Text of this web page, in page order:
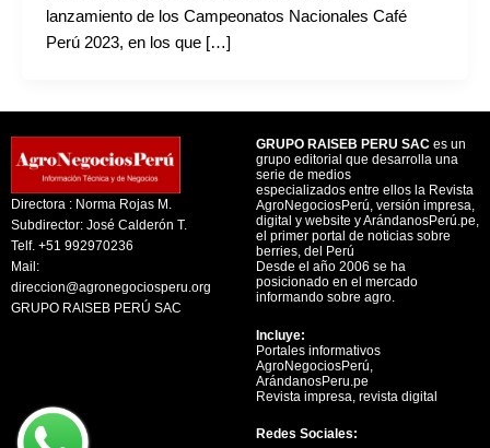
lanzamiento de los Campeonatos Nacionales Café
Perú 2023, en los que […]
Directora : Norma Rojas M.
Subdirector: José Calderón T.
Telf. +51 992970236
Mail:
direccion@agronegociosperu.org
GRUPO RAISEB PERÚ SAC
GRUPO RAISEB PERU SAC es un
grupo editorial que desarrolla una
serie de medios
especializados entre ellos la Revista
AgroNegociosPerú, versión impresa,
digital y website y ArándanosPerú.pe,
el primer portal de noticias sobre
berries, del Perú
Desde el año 2006 se ha
posicionado en el mercado
informando sobre agro.
Incluye:
Portales informativos
AgroNegociosPerú,
ArándanosPeru.pe
Revista impresa, revista digital
Redes Sociales: